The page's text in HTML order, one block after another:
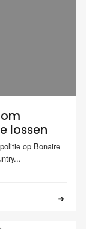
lossen
op Bonaire